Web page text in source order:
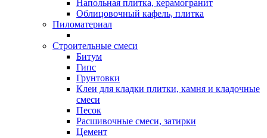
Напольная плитка, керамогранит
Облицовочный кафель, плитка
Пиломатериал
Строительные смеси
Битум
Гипс
Грунтовки
Клеи для кладки плитки, камня и кладочные
смеси
Песок
Расшивочные смеси, затирки
Цемент